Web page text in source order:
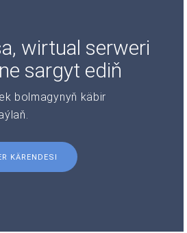
wirtual serweri
sargyt ediň
bolmagynyň käbir
KÄRENDESI